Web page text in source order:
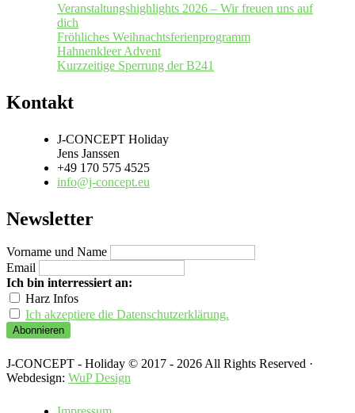
Veranstaltungshighlights 2026 – Wir freuen uns auf
dich
Fröhliches Weihnachtsferienprogramm
Hahnenkleer Advent
Kurzzeitige Sperrung der B241
Kontakt
J-CONCEPT Holiday
Jens Janssen
+49 170 575 4525
info@j-concept.eu
Newsletter
Vorname und Name
Email
Ich bin interressiert an:
Harz Infos
Ich akzeptiere die Datenschutzerklärung.
J-CONCEPT - Holiday © 2017 - 2026 All Rights Reserved ·
Webdesign: WuP Design